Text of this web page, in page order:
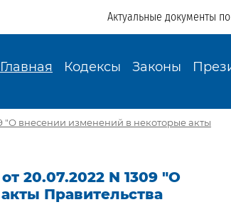
Актуальные документы
Главная Кодексы Законы
"О внесении изменений в некоторые акты
20.07.2022 N 1309 "О
Правительства